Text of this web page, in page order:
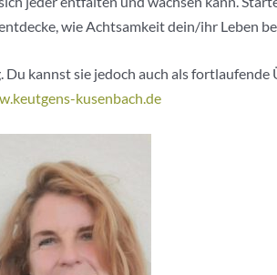
wie Achtsamkeit dein/ihr Leben
kannst sie jedoch auch als
kusenbach.de